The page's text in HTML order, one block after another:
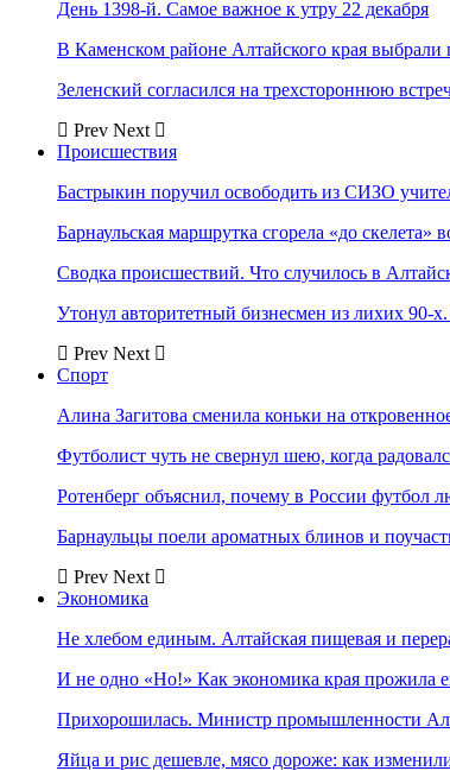
День 1398-й. Самое важное к утру 22 декабря
В Каменском районе Алтайского края выбрали
Зеленский согласился на трехстороннюю
Prev Next
Происшествия
Бастрыкин поручил освободить из СИЗО
Барнаульская маршрутка сгорела «до
Сводка происшествий. Что случилось в
Утонул авторитетный бизнесмен из лихих 90-
Prev Next
Спорт
Алина Загитова сменила коньки на
Футболист чуть не свернул шею, когда
Ротенберг объяснил, почему в России футбол
Барнаульцы поели ароматных блинов и
Prev Next
Экономика
Не хлебом единым. Алтайская пищевая и
И не одно «Но!» Как экономика края прожила
Прихорошилась. Министр промышленности
Яйца и рис дешевле, мясо дороже: как